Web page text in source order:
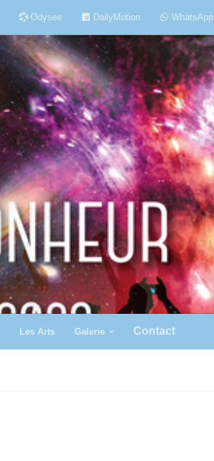
Odysee DailyMotion WhatsApp
Les Arts Galerie Contact